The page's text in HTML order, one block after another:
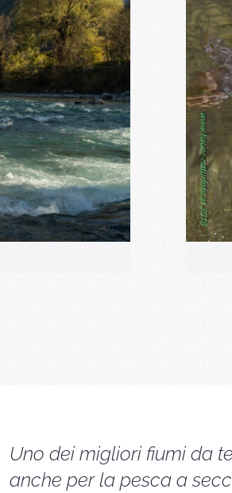
Uno dei migliori fiumi da
anche per la pesca a